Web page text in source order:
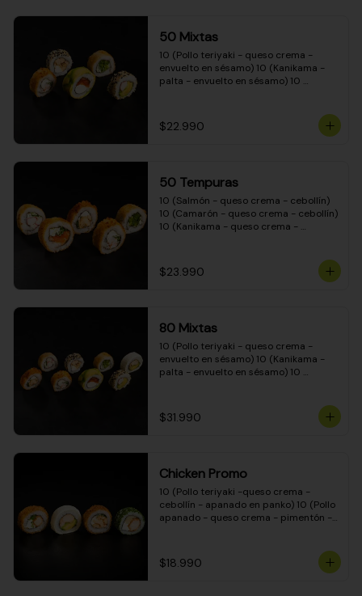
50 Mixtas
10 (Pollo teriyaki - queso crema -
envuelto en sésamo) 10 (Kanikama -
palta - envuelto en sésamo) 10
cebollín - envuelto en masa tempura)
10 (Pimentón - queso crema - cebollín
$22.990
50 Tempuras
10 (Salmón - queso crema - cebollín)
10 (Camarón - queso crema - cebollín)
10 (Kanikama - queso crema -
crema - cebollín)
$23.990
80 Mixtas
10 (Pollo teriyaki - queso crema -
envuelto en sésamo) 10 (Kanikama -
palta - envuelto en sésamo) 10
envuelto en queso crema) 10
(Camarón - queso crema - cebollín -
teriyaki - queso crema - cebollín -
envuelto en masa tempura) 10
(Pimentón - queso crema - cebollín -
envuelto en masa tempura)
$31.990
Chicken Promo
10 (Pollo teriyaki -queso crema -
cebollín - apanado en panko) 10 (Pollo
apanado - queso crema - pimentón -
ciboulette) 10 (Pollo teriyaki - palta -
envuelto en queso crema)
$18.990